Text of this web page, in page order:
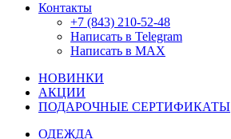
Контакты
+7 (843) 210-52-48
Написать в Telegram
Написать в MAX
НОВИНКИ
АКЦИИ
ПОДАРОЧНЫЕ СЕРТИФИКАТЫ
ОДЕЖДА